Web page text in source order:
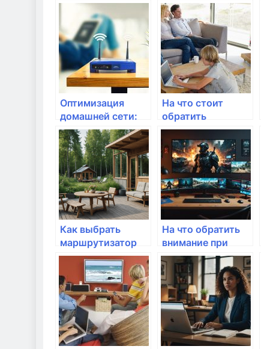
Оптимизация
домашней сети:
важные
параметры, на
которые обратить
внимание
На что стоит
обратить
внимание,
выбирая
универсальную
безопасность?
Как выбрать
маршрутизатор
для ультра-HD: на
что обратить
внимание?
На что обратить
внимание при
выборе сетевых
панелей